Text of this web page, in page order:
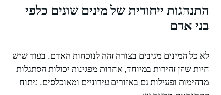
התנהגות ייחודית של מינים שונים כלפי
בני אדם
לא כל המינים מגיבים בצורה זהה לנוכחות האדם. בעוד שיש
חיות שהן זהירות במיוחד, אחרות מפגינות יכולות הסתגלות
מדהימות ופעילות גם באזורים עירוניים ומאוכלסים. ניתוח